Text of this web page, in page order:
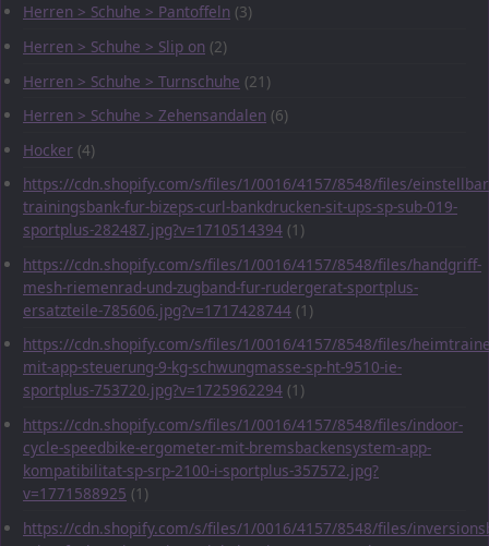
Herren > Schuhe > Pantoffeln (3)
Herren > Schuhe > Slip on (2)
Herren > Schuhe > Turnschuhe (21)
Herren > Schuhe > Zehensandalen (6)
Hocker (4)
https://cdn.shopify.com/s/files/1/0016/4157/8548/files/
trainingsbank-fur-bizeps-curl-bankdrucken-sit-ups-sp-sub-019-
sportplus-282487.jpg?v=1710514394 (1)
https://cdn.shopify.com/s/files/1/0016/4157/8548/files/handgriff-
mesh-riemenrad-und-zugband-fur-rudergerat-sportplus-
ersatzteile-785606.jpg?v=1717428744 (1)
https://cdn.shopify.com/s/files/1/0016/4157/8548/files/
mit-app-steuerung-9-kg-schwungmasse-sp-ht-9510-ie-
sportplus-753720.jpg?v=1725962294 (1)
https://cdn.shopify.com/s/files/1/0016/4157/8548/files/indoor-
cycle-speedbike-ergometer-mit-bremsbackensystem-app-
kompatibilitat-sp-srp-2100-i-sportplus-357572.jpg?
v=1771588925 (1)
https://cdn.shopify.com/s/files/1/0016/4157/8548/files/